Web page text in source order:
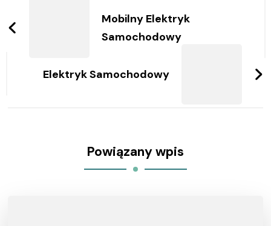
wpisy
Mobilny Elektryk
Samochodowy
Elektryk Samochodowy
Powiązany wpis